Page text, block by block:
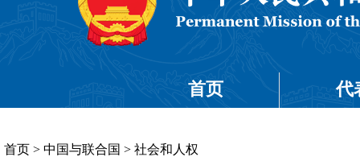
首页 代
首页 > 中国与联合国 > 社会和人权